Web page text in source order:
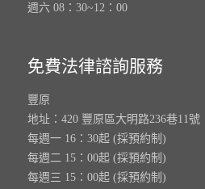
週六 08：30~12：00
免費法律諮詢服務
豐原
地址：420 豐原區大明路236巷11號
每週一 16：30起 (採預約制)
每週二 15：00起 (採預約制)
每週三 15：00起 (採預約制)